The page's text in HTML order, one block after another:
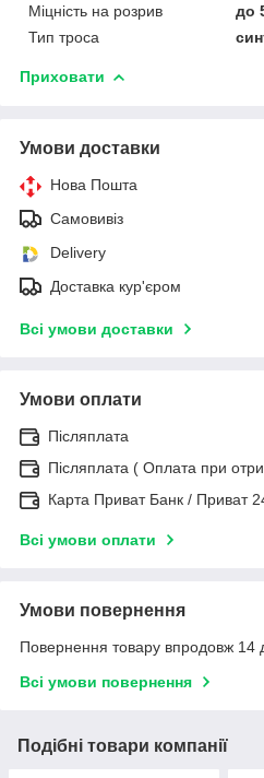
Міцність на розрив
до
Тип троса
Приховати
Умови доставки
Нова Пошта
Самовивіз
Delivery
Доставка кур'єром
Всі умови доставки
Умови оплати
Післяплата
Післяплата ( Оплата при
Карта Приват Банк / Приват
Всі умови оплати
Умови повернення
Повернення товару впродовж 14
Всі умови повернення
Подібні товари компанії